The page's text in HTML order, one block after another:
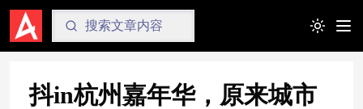
Toggle
抖in杭州嘉年华，原来城市